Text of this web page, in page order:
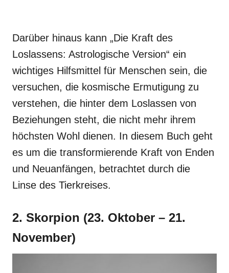
Darüber hinaus kann „Die Kraft des
Loslassens: Astrologische Version“ ein
wichtiges Hilfsmittel für Menschen sein, die
versuchen, die kosmische Ermutigung zu
verstehen, die hinter dem Loslassen von
Beziehungen steht, die nicht mehr ihrem
höchsten Wohl dienen. In diesem Buch geht
es um die transformierende Kraft von Enden
und Neuanfängen, betrachtet durch die
Linse des Tierkreises.
2. Skorpion (23. Oktober – 21.
November)